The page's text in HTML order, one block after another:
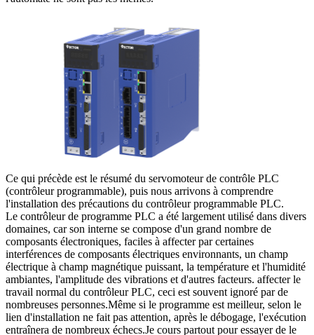
Ce qui précède est le résumé du servomoteur de contrôle PLC
(contrôleur programmable), puis nous arrivons à comprendre
l'installation des précautions du contrôleur programmable PLC.
Le contrôleur de programme PLC a été largement utilisé dans divers
domaines, car son interne se compose d'un grand nombre de
composants électroniques, faciles à affecter par certaines
interférences de composants électriques environnants, un champ
électrique à champ magnétique puissant, la température et l'humidité
ambiantes, l'amplitude des vibrations et d'autres facteurs. affecter le
travail normal du contrôleur PLC, ceci est souvent ignoré par de
nombreuses personnes.Même si le programme est meilleur, selon le
lien d'installation ne fait pas attention, après le débogage, l'exécution
entraînera de nombreux échecs.Je cours partout pour essayer de le